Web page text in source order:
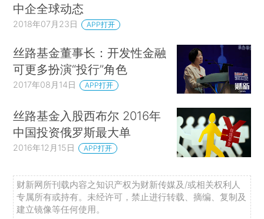
中企全球动态
2018年07月23日 APP打开
丝路基金董事长：开发性金融
可更多扮演“投行”角色
2017年08月14日 APP打开
丝路基金入股西布尔 2016年
中国投资俄罗斯最大单
2016年12月15日 APP打开
财新网所刊载内容之知识产权为财新传媒及/或相关权利人
专属所有或持有。未经许可，禁止进行转载、摘编、复制及
建立镜像等任何使用。